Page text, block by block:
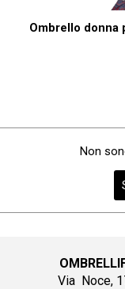
Ombrello donna
Non
Via Noce,